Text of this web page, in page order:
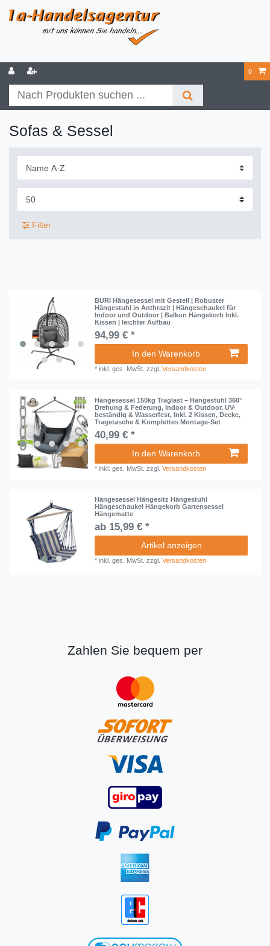
0
Sofas & Sessel
Filter
BURI Hängesessel mit Gestell | Robuster
Hängestuhl in Anthrazit | Hängeschaukel für
Indoor und Outdoor | Balkon Hängekorb Inkl.
Kissen | leichter Aufbau
94,99 € *
In den Warenkorb
*inkl. ges. MwSt. zzgl.Versandkosten
Hängesessel 150kg Traglast – Hängestuhl 360°
Drehung & Federung, Indoor & Outdoor, UV-
beständig & Wasserfest, Inkl. 2 Kissen, Decke,
Tragetasche & Komplettes Montage-Set
40,99 € *
In den Warenkorb
*inkl. ges. MwSt. zzgl.Versandkosten
Hängesessel Hängesitz Hängestuhl
Hängeschaukel Hängekorb Gartensessel
Hängematte
ab 15,99 € *
Artikel anzeigen
*inkl. ges. MwSt. zzgl.Versandkosten
Zahlen Sie bequem per